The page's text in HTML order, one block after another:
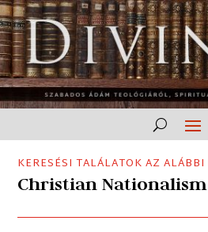
KERESÉSI TALÁLATOK AZ ALÁBBI
Christian Nationalism